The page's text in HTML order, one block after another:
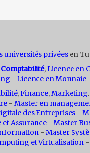
universités privées en
Comptabilité, Licence en
- Licence en
,Finance,Marketing
- Master en
des Entreprises -
et Assurance - Master
- Master
et Virtualisation -